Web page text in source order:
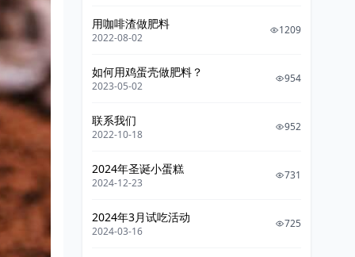
用咖啡渣做肥料
2022-08-02
1209
如何用鸡蛋壳做肥料？
2023-05-02
954
联系我们
2022-10-18
952
2024年圣诞小蛋糕
2024-12-23
731
2024年3月试吃活动
2024-03-16
725